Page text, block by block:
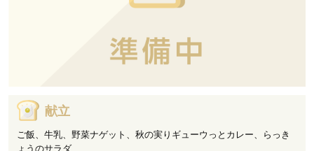
献立
ご飯、牛乳、野菜ナゲット、秋の実りギューウっとカレー、らっき
ょうのサラダ